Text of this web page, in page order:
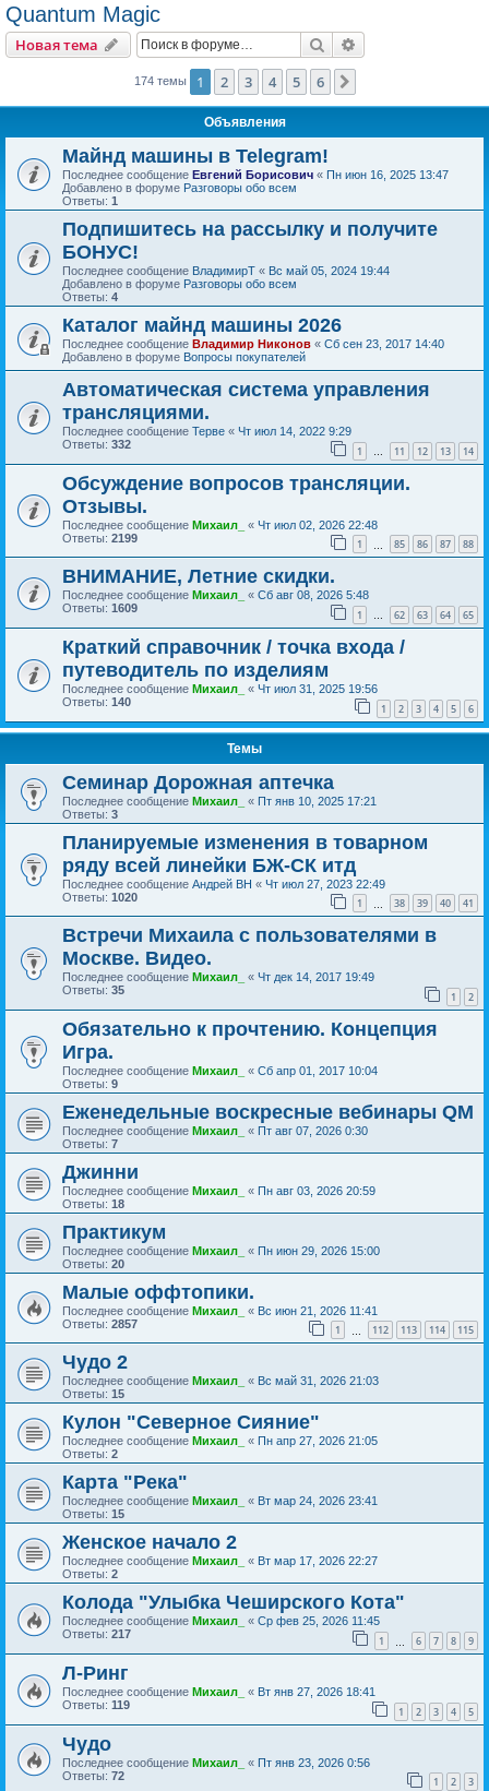
Quantum Magic
Новая тема Поиск
174 темы 1 2 3 4 5 6
Объявления
Майнд машины в Telegram!
Последнее сообщение Евгений Борисович « Пн июн 16, 2025 13:47
Добавлено в форуме Разговоры обо всем
Ответы: 1
Подпишитесь на рассылку и получите
БОНУС!
Последнее сообщение ВладимирТ « Вс май 05, 2024 19:44
Добавлено в форуме Разговоры обо всем
Ответы: 4
Каталог майнд машины 2026
Последнее сообщение Владимир Никонов « Сб сен 23, 2017 14:40
Добавлено в форуме Вопросы покупателей
Автоматическая система управления
трансляциями.
Последнее сообщение Терве « Чт июл 14, 2022 9:29
Ответы: 332 1 … 11 12 13 14
Обсуждение вопросов трансляции.
Отзывы.
Последнее сообщение Михаил_ « Чт июл 02, 2026 22:48
Ответы: 2199 1 85 86 87 88
ВНИМАНИЕ, Летние скидки.
Последнее сообщение Михаил_ « Сб авг 08, 2026 5:48
Ответы: 1609 1 … 62 63 64 65
Краткий справочник / точка входа /
путеводитель по изделиям
Последнее сообщение Михаил_ « Чт июл 31, 2025 19:56
Ответы: 140 1 2 3 4 5 6
Темы
Семинар Дорожная аптечка
Последнее сообщение Михаил_ « Пт янв 10, 2025 17:21
Ответы: 3
Планируемые изменения в товарном
ряду всей линейки БЖ-СК итд
Последнее сообщение Андрей ВН « Чт июл 27, 2023 22:49
Ответы: 1020 1 38 39 40 41
Встречи Михаила с пользователями в
Москве. Видео.
Последнее сообщение Михаил_ « Чт дек 14, 2017 19:49
Ответы: 35 1 2
Обязательно к прочтению. Концепция
Игра.
Последнее сообщение Михаил_ « Сб апр 01, 2017 10:04
Ответы: 9
Еженедельные воскресные вебинары QM
Последнее сообщение Михаил_ « Пт авг 07, 2026 0:30
Ответы: 7
Джинни
Последнее сообщение Михаил_ « Пн авг 03, 2026 20:59
Ответы: 18
Практикум
Последнее сообщение Михаил_ « Пн июн 29, 2026 15:00
Ответы: 20
Малые оффтопики.
Последнее сообщение Михаил_ « Вс июн 21, 2026 11:41
Ответы: 2857 1 112 113 114 115
Чудо 2
Последнее сообщение Михаил_ « Вс май 31, 2026 21:03
Ответы: 15
Кулон "Северное Сияние"
Последнее сообщение Михаил_ « Пн апр 27, 2026 21:05
Ответы: 2
Карта "Река"
Последнее сообщение Михаил_ « Вт мар 24, 2026 23:41
Ответы: 15
Женское начало 2
Последнее сообщение Михаил_ « Вт мар 17, 2026 22:27
Ответы: 2
Колода "Улыбка Чеширского Кота"
Последнее сообщение Михаил_ « Ср фев 25, 2026 11:45
Ответы: 217 1 6 7 8 9
Л-Ринг
Последнее сообщение Михаил_ « Вт янв 27, 2026 18:41
Ответы: 119 1 2 3 4 5
Чудо
Последнее сообщение Михаил_ « Пт янв 23, 2026 0:56
Ответы: 72 1 2 3